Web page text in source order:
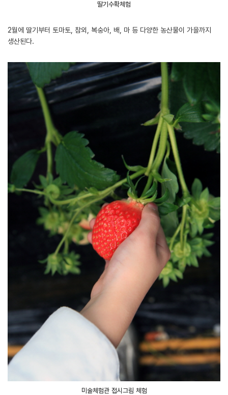
딸기수확체험
2월에 딸기부터 토마토, 참외, 복숭아, 배, 마 등 다양한 농산물이 가을까지
생산된다.
미술체험관 접시그림 체험